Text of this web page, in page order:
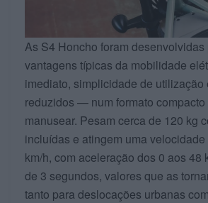
As S4 Honcho foram desenvolvidas
vantagens típicas da mobilidade
imediato, simplicidade de utilização
reduzidos — num formato compacto
manusear. Pesam cerca de 120 kg
incluídas e atingem uma
km/h, com aceleração dos 0 aos 48
de 3 segundos, valores que as
tanto para deslocações urbanas